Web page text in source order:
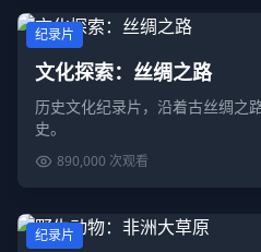
纪录片
文化探索：丝绸之路
历史文化纪录片，沿着古丝绸之
史。
890,000 次观看
纪录片